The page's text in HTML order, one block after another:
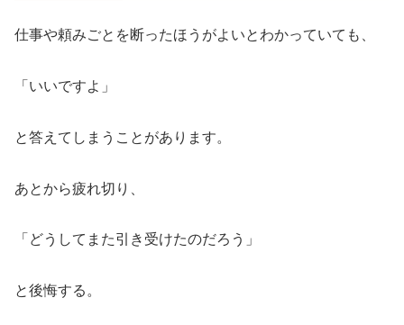
仕事や頼みごとを断ったほうがよいとわかっていても、
「いいですよ」
と答えてしまうことがあります。
あとから疲れ切り、
「どうしてまた引き受けたのだろう」
と後悔する。